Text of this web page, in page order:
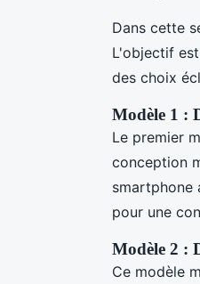
Dans cette
L'objectif
des choix
Modèle 1 :
Le premier
conception
smartphone
pour une
Modèle 2 :
Ce modèle